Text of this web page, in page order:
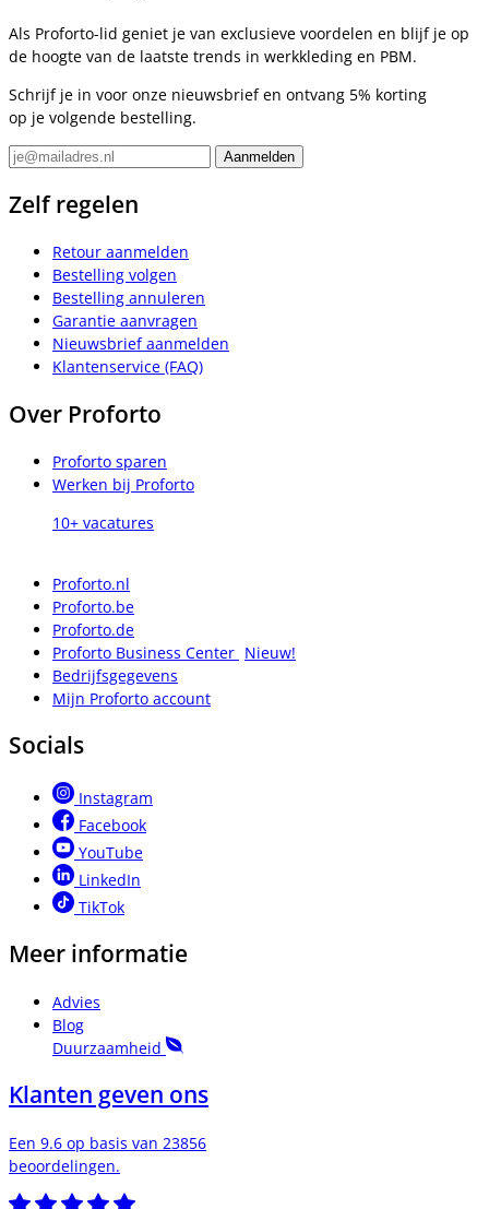
Als Proforto-lid geniet je van exclusieve voordelen en blijf je op
de hoogte van de laatste trends in werkkleding en PBM.
Schrijf je in voor onze nieuwsbrief en ontvang 5% korting
op je volgende bestelling.
Zelf regelen
Retour aanmelden
Bestelling volgen
Bestelling annuleren
Garantie aanvragen
Nieuwsbrief aanmelden
Klantenservice (FAQ)
Over Proforto
Proforto sparen
Werken bij Proforto
10+ vacatures
Proforto.nl
Proforto.be
Proforto.de
Proforto Business Center Nieuw!
Bedrijfsgegevens
Mijn Proforto account
Socials
Instagram
Facebook
YouTube
LinkedIn
TikTok
Meer informatie
Advies
Blog
Duurzaamheid
Klanten geven ons
Een 9.6 op basis van 23856
beoordelingen.